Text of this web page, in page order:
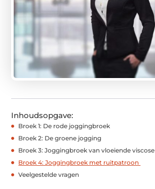
Inhoudsopgave:
Broek 1: De rode joggingbroek
Broek 2: De groene jogging
Broek 3: Joggingbroek van vloeiende viscose
Broek 4: Joggingbroek met ruitpatroon
Veelgestelde vragen